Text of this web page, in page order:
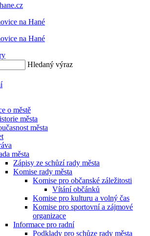
na Hané
na Hané
Hledaný výraz
o městě
města
města
města
Zápisy ze schůzí rady města
Komise rady města
Komise pro občanské záležitosti
Vítání občánků
Komise pro kulturu a volný čas
Komise pro sportovní a zájmové
organizace
Informace pro radní
Podklady pro schůze rady města